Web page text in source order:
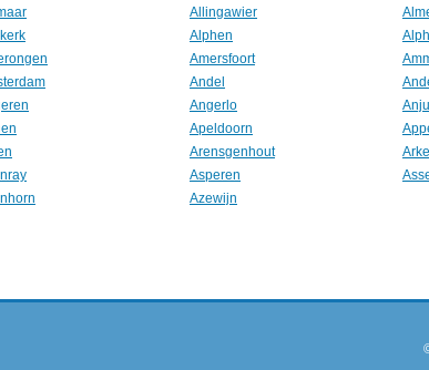
Allingawier
Alphen
Amersfoort
Andel
Angerlo
Apeldoorn
Arensgenhout Arkel
Asperen
Azewijn